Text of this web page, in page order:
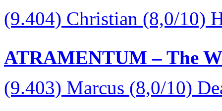
(9.404) Christian (8,0/10)
ATRAMENTUM – The
(9.403) Marcus (8,0/10)